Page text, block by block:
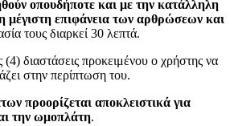
οπουδήποτε και με την κατάλληλη
μέγιστη επιφάνεια των αρθρώσεων και
τους διαρκεί 30 λεπτά.
(4) διαστάσεις προκειμένου ο χρήστης να
στην περίπτωση του.
προορίζεται αποκλειστικά για
την ωμοπλάτη.